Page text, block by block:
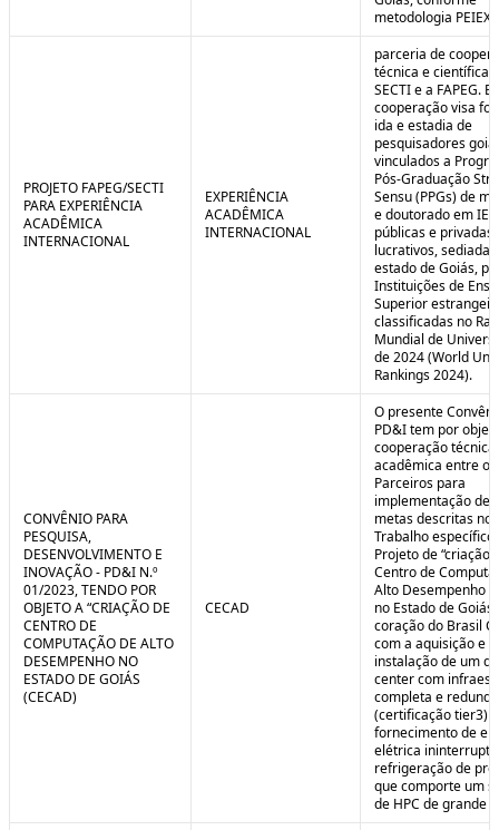
metodologia PEIEX.
PROJETO FAPEG/SECTI
PARA EXPERIÊNCIA
ACADÊMICA
INTERNACIONAL
EXPERIÊNCIA
ACADÊMICA
INTERNACIONAL
parceria de
técnica e científica
SECTI e a FAPEG.
cooperação visa
ida e estadia de
pesquisadores
vinculados a
Pós-Graduação
Sensu (PPGs) de
e doutorado em IES
públicas e privadas
lucrativos,
estado de Goiás,
Instituições de
Superior
classificadas no
Mundial de
de 2024 (World
Rankings 2024).
CONVÊNIO PARA
PESQUISA,
DESENVOLVIMENTO E
INOVAÇÃO - PD&I N.º
01/2023, TENDO POR
OBJETO A “CRIAÇÃO DE
CENTRO DE
COMPUTAÇÃO DE ALTO
DESEMPENHO NO
ESTADO DE GOIÁS
(CECAD)
CECAD
O presente
PD&I tem por
cooperação técnica
acadêmica entre os
Parceiros para
implementação de
metas descritas no
Trabalho específico
Projeto de “criação
Centro de
Alto Desempenho
no Estado de
coração do Brasil
com a aquisição e
instalação de um
center com
completa e
(certificação tier3)
fornecimento de
elétrica
refrigeração de
que comporte um
de HPC de grande